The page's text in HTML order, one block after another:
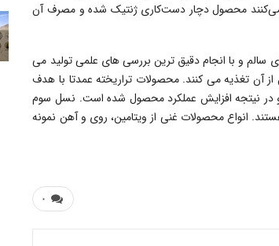
می‌کنند محصول دچار دست‌کاری ژنتیک شده و مصرف آن
و با انجام دقیق ترین بررسی های علمی تولید می
تغذیه می کنند. محصولات تراریخته عمدتا با هدف
در نیتجه افزایش عملکرد محصول شده است. نسل سوم
انواع محصولات غنی از ویتامین، روی و آهن نمونه
۰